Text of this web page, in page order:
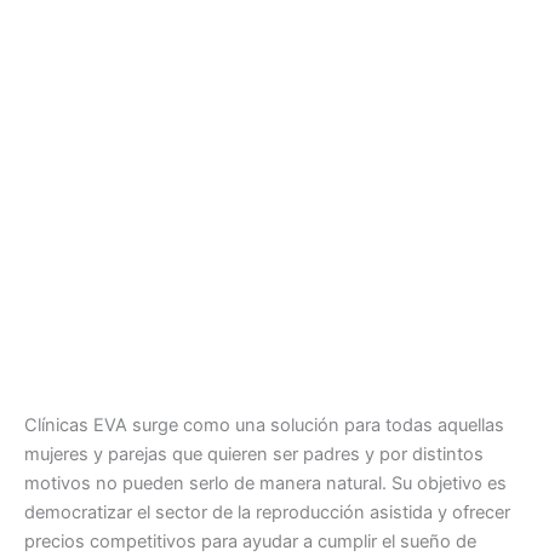
Clínicas EVA surge como una solución para todas aquellas
mujeres y parejas que quieren ser padres y por distintos
motivos no pueden serlo de manera natural. Su objetivo es
democratizar el sector de la reproducción asistida y ofrecer
precios competitivos para ayudar a cumplir el sueño de